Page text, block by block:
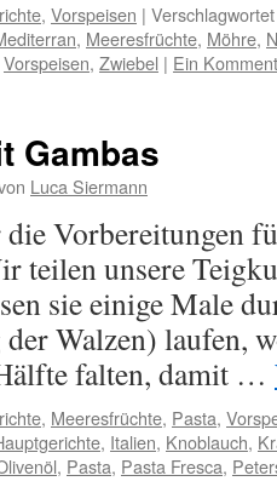
, Vorspeisen |
, Meeresfrüchte, Möhre,
Vorspeisen, Zwiebel | Ein
Gambas
Luca Siermann
Vorbereitungen
teilen unsere
sie einige Male
Walzen) laufen,
falten, damit …
, Meeresfrüchte, Pasta,
, Italien, Knoblauch,
, Pasta, Pasta Fresca,